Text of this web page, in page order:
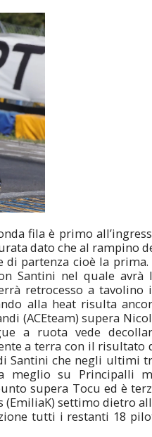
fila è primo
dato che al rampino
di partenza cioè la prima.
Santini nel quale avrà
retrocesso a tavolino
alla heat risulta
(ACEteam) supera
a ruota vede
a terra con il risultato
Santini che negli ultimi
meglio su Principalli
supera Tocu ed è
(EmiliaK) settimo dietro
tutti i restanti 18